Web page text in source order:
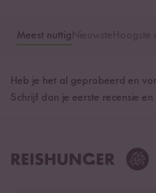
Meest nuttig
Heb je het al geprobeerd en
Schrijf dan je eerste recensie